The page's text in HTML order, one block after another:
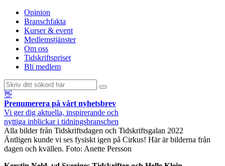
Opinion
Branschfakta
Kurser & event
Medlemstjänster
Om oss
Tidskriftspriset
Bli medlem
👋
Prenumerera på vårt nyhetsbrev
Vi ger dig aktuella, inspirerande och
nyttiga inblickar i tidningsbranschen
Alla bilder från Tidskriftsdagen och Tidskriftsgalan 2022
Äntligen kunde vi ses fysiskt igen på Cirkus! Här är bilderna från
dagen och kvällen. Foto: Anette Persson